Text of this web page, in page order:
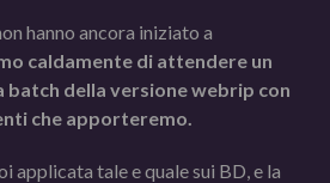
hanno ancora iniziato a
caldamente di attendere un
batch della versione webrip con
che apporteremo.
applicata tale e quale sui BD, e la